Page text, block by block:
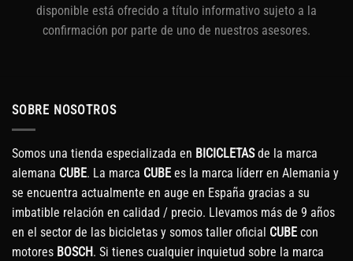
disponible está ofrecido a título informativo sujeto a la
confirmación por parte de uno de nuestros asesores.
SOBRE NOSOTROS
Somos una tienda especializada en BICICLETASde la marca
alemana CUBE. La marca CUBE es la marca líderr en Alemania y
se encuentra actualmente en auge en España gracias a su
imbatible relación en calidad / precio. Llevamos más de 9 años
en el sector de las bicicletas y somos taller oficial CUBE con
motores BOSCH. Si tienes cualquier inquietud sobre la marca